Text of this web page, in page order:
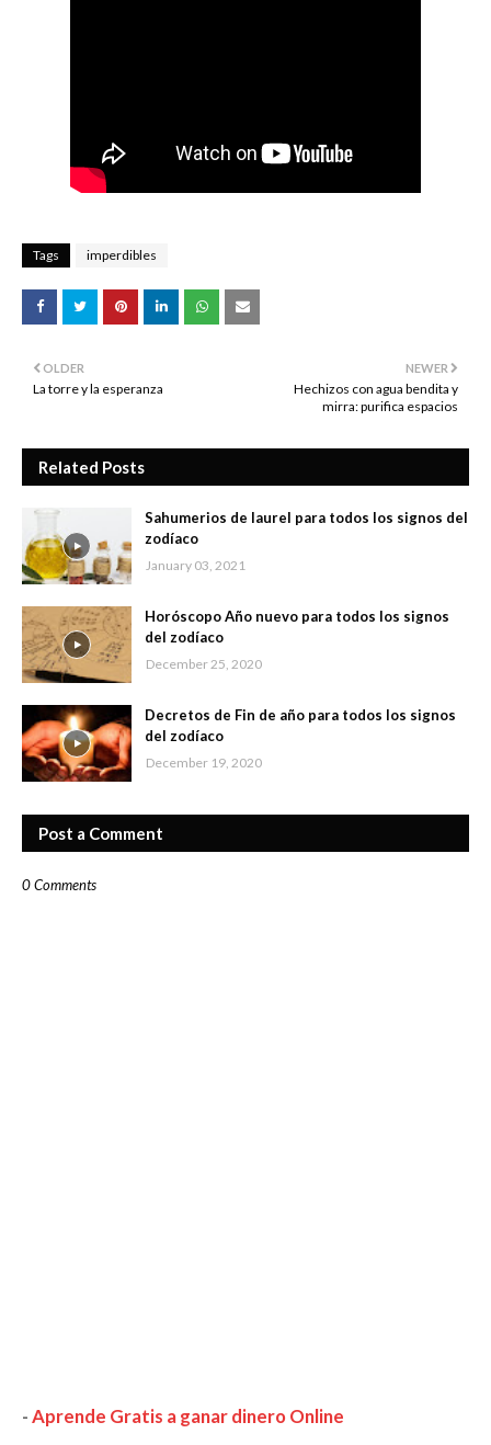
Tags imperdibles
NEWER
Hechizos con agua bendita y
mirra: purifica espacios
OLDER
La torre y la esperanza
Related Posts
Sahumerios de laurel para todos los signos del
zodíaco
January 03, 2021
Horóscopo Año nuevo para todos los signos
del zodíaco
December 25, 2020
Decretos de Fin de año para todos los signos
del zodíaco
December 19, 2020
Post a Comment
0 Comments
-Aprende Gratis a ganar dinero Online